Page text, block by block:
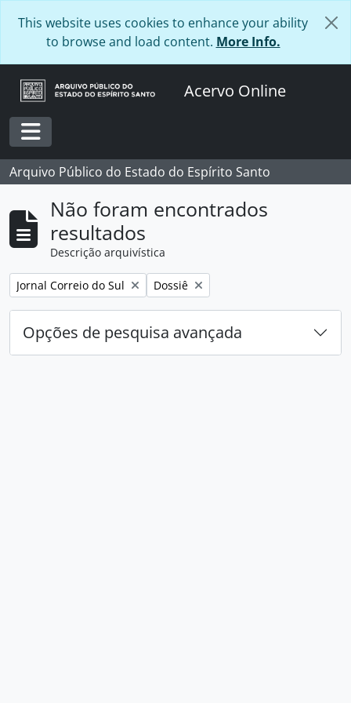
This website uses cookies to enhance your ability
to browse and load content. More Info.
Acervo Online
Toggle navigation
Arquivo Público do Estado do Espírito Santo
Não foram encontrados
resultados
Descrição arquivística
Remover filtro:
Jornal Correio do Sul Remover filtro:
Dossiê
Opções de pesquisa avançada